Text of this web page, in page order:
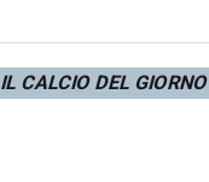
IL CALCIO DEL GIORNO